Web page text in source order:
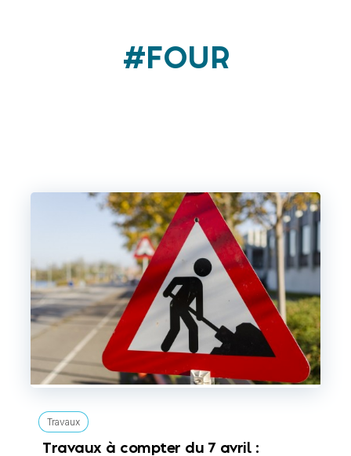
#FOUR
Travaux
Travaux à compter du 7 avril :